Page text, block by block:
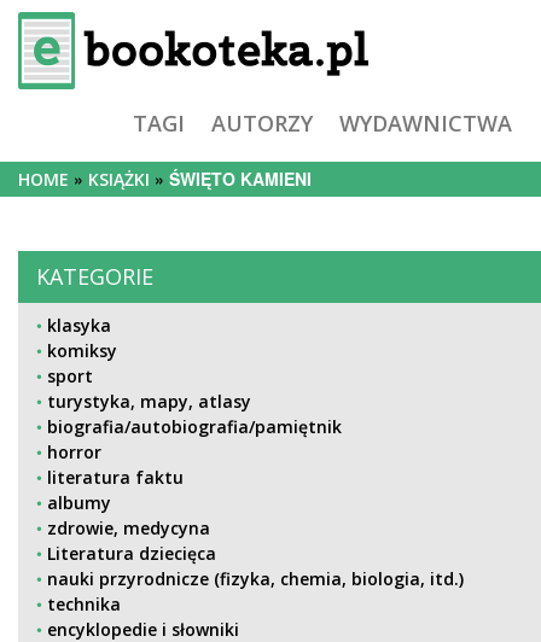
TAGI AUTORZY WYDAWNICTWA
HOME KSIĄŻKI ŚWIĘTO KAMIENI
KATEGORIE
klasyka
komiksy
sport
turystyka, mapy, atlasy
biografia/autobiografia/pamiętnik
horror
literatura faktu
albumy
zdrowie, medycyna
Literatura dziecięca
nauki przyrodnicze (fizyka, chemia, biologia, itd.)
technika
encyklopedie i słowniki